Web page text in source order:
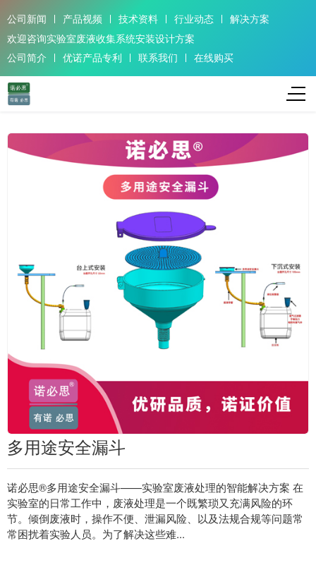
公司新闻 产品视频 技术资料 行业动态
解决方案
欢迎咨询实验室废液收集系统安装设计方案
公司简介
优诺产品专利 联系我们 在线购买
多用途安全漏斗
诺必思®多用途安全漏斗——实验室废液处理的智能解决方案 在
实验室的日常工作中，废液处理是一个既繁琐又充满风险的环
节。倾倒废液时，操作不便、泄漏风险、以及法规合规等问题常
常困扰着实验人员。为了解决这些难...